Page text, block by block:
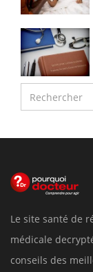
Le site santé de
médicale
conseils des